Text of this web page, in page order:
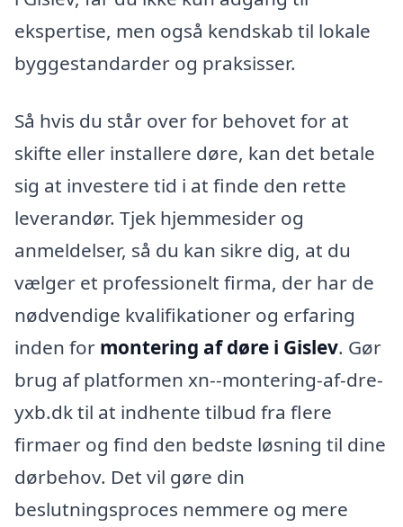
ekspertise, men også kendskab til lokale
byggestandarder og praksisser.
Så hvis du står over for behovet for at
skifte eller installere døre, kan det betale
sig at investere tid i at finde den rette
leverandør. Tjek hjemmesider og
anmeldelser, så du kan sikre dig, at du
vælger et professionelt firma, der har de
nødvendige kvalifikationer og erfaring
inden for montering af døre i Gislev. Gør
brug af platformen xn--montering-af-dre-
yxb.dk til at indhente tilbud fra flere
firmaer og find den bedste løsning til dine
dørbehov. Det vil gøre din
beslutningsproces nemmere og mere